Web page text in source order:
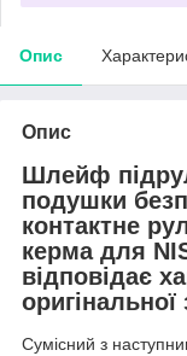
Опис
Опис
Шлейф
подушки
контактне
керма для
відповідає
Сумісний з